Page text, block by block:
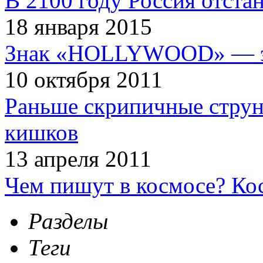
18 января 2015
Знак «HOLLYWOOD» —
10 октября 2011
Раньше скрипичные
кишков
13 апреля 2011
Чем пишут в космосе?
Разделы
Теги